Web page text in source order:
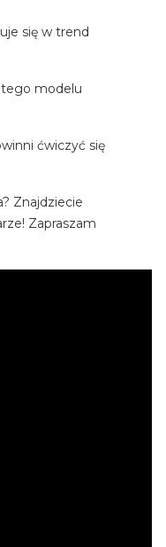
się w trend
tego modelu
ćwiczyć się
Znajdziecie
Zapraszam